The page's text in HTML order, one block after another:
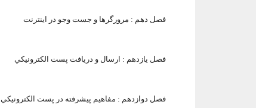
فصل دهم : مرورگرها و جست وجو در اينترنت
فصل يازدهم : ارسال و دريافت پست الكترونيكي
فصل دوازدهم : مفاهيم پيشرفته در پست الكترونيكي